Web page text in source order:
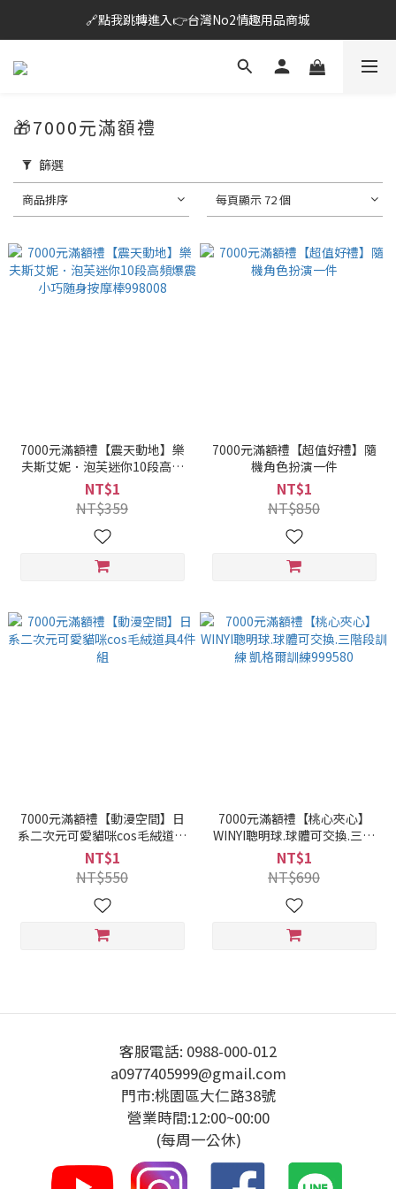
🔗點我跳轉進入👉台灣No2情趣用品商城
🔗點我跳轉進入👉台灣No2情趣用品商城
全台超商滿$600免運🎉網購獨享85折+滿千送百
🔗點我跳轉進入👉台灣No2情趣用品商城
🎁7000元滿額禮
篩選
商品排序 每頁顯示 72 個
7000元滿額禮【震天動地】樂
夫斯艾妮．泡芙迷你10段高頻
爆震 小巧随身按摩棒998008
NT$1
NT$359
7000元滿額禮【超值好禮】隨
機角色扮演一件
NT$1
NT$850
7000元滿額禮【動漫空間】日
系二次元可愛貓咪cos毛絨道具
4件組
NT$1
NT$550
7000元滿額禮【桃心夾心】
WINYI聰明球.球體可交換.三階
段訓練 凱格爾訓練999580
NT$1
NT$690
客服電話: 0988-000-012
a0977405999@gmail.com
門市:桃園區大仁路38號
營業時間:12:00~00:00
(每周一公休)